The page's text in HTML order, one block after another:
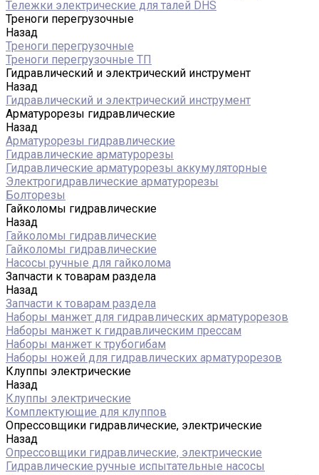
Тележки электрические для талей DHS
Треноги перегрузочные
Назад
Треноги перегрузочные
Треноги перегрузочные ТП
Гидравлический и электрический инструмент
Назад
Гидравлический и электрический инструмент
Арматурорезы гидравлические
Назад
Арматурорезы гидравлические
Гидравлические арматурорезы
Гидравлические арматурорезы аккумуляторные
Электрогидравлические арматурорезы
Болторезы
Гайколомы гидравлические
Назад
Гайколомы гидравлические
Гайколомы гидравлические
Насосы ручные для гайколома
Запчасти к товарам раздела
Назад
Запчасти к товарам раздела
Наборы манжет для гидравлических арматурорезов
Наборы манжет к гидравлическим прессам
Наборы манжет к трубогибам
Наборы ножей для гидравлических арматурорезов
Клуппы электрические
Назад
Клуппы электрические
Комплектующие для клуппов
Опрессовщики гидравлические, электрические
Назад
Опрессовщики гидравлические, электрические
Гидравлические ручные испытательные насосы